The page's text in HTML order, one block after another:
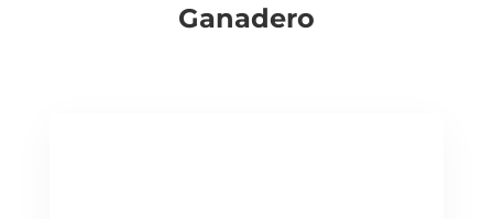
Ganadero